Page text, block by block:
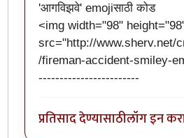
'आगविझवे' emojiसाठी कोड
<img width="98"
src="http://www.sherv.net/
/fireman-accident-smiley-
------------------------
प्रतिसाद देण्यासाठीलॉग इन